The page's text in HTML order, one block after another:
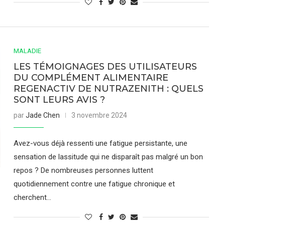
MALADIE
LES TÉMOIGNAGES DES UTILISATEURS
DU COMPLÉMENT ALIMENTAIRE
REGENACTIV DE NUTRAZENITH : QUELS
SONT LEURS AVIS ?
parJade Chen 3 novembre 2024
Avez-vous déjà ressenti une fatigue persistante, une
sensation de lassitude qui ne disparaît pas malgré un bon
repos ? De nombreuses personnes luttent
quotidiennement contre une fatigue chronique et
cherchent…